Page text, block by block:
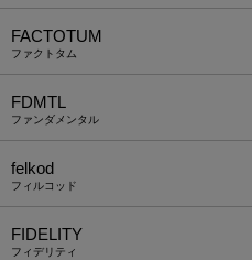
FACTOTUM
ファクトタム
FDMTL
ファンダメンタル
felkod
フィルコッド
FIDELITY
フィデリティ